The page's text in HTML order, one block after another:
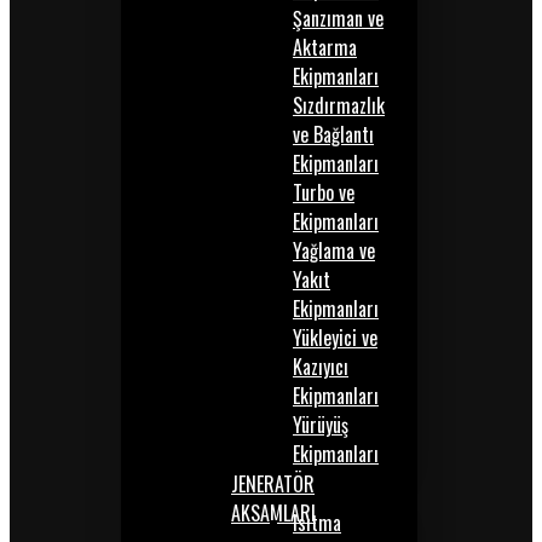
Şanzıman ve
Aktarma
Ekipmanları
Sızdırmazlık
ve Bağlantı
Ekipmanları
Turbo ve
Ekipmanları
Yağlama ve
Yakıt
Ekipmanları
Yükleyici ve
Kazıyıcı
Ekipmanları
Yürüyüş
Ekipmanları
JENERATÖR
AKSAMLARIIsıtma